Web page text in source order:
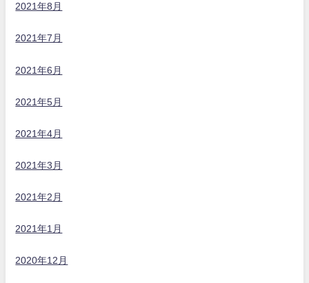
2021年8月
2021年7月
2021年6月
2021年5月
2021年4月
2021年3月
2021年2月
2021年1月
2020年12月